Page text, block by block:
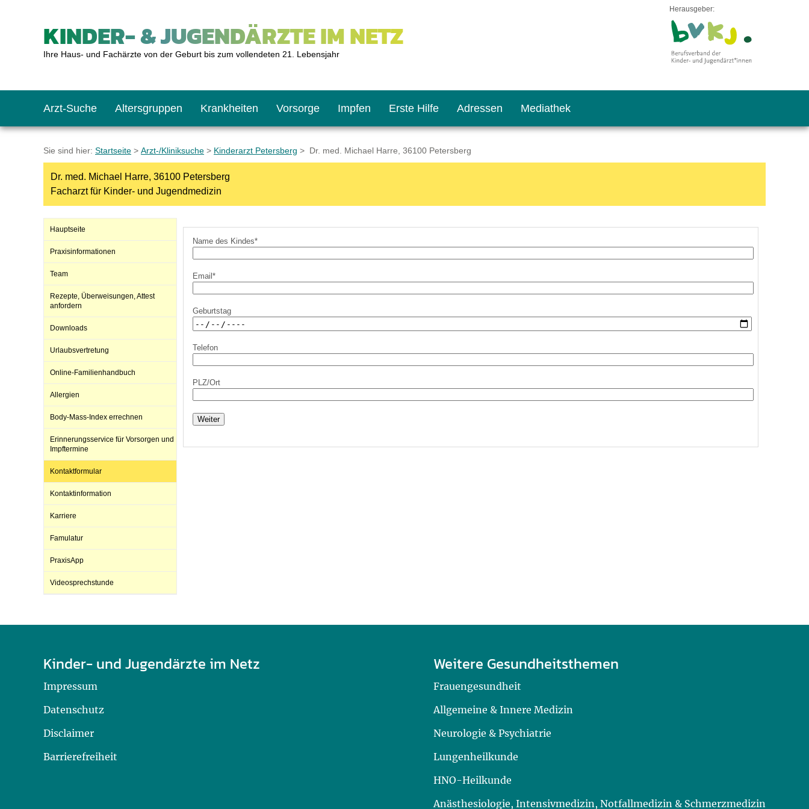
KINDER- & JUGENDÄRZTE IM NETZ
Ihre Haus- und Fachärzte von der Geburt bis zum vollendeten 21. Lebensjahr
Herausgeber:
Arzt-Suche Altersgruppen
Das erste Jahr
Kleinkinder
Schulkinder
Krankheiten Vorsorge
Baby: U1 bis U6
Kleinkind: U7 bis U9
Schulkind: U10 bis U11
Impfen
Impfkalender
Impfen: Wann und wie oft?
Was muss man beachten?
Häufige Fragen
Recht auf Impfung
Vorsorge- und Impferinnerung
Erste Hilfe
Notrufnummern
Giftnotruf
Hausapotheke
Adressen
Notdienste
Sozialpädiatrie
Gesundheitsämter
Mediathek
BMI-Rechner
Körpergrößen-Rechner
Blutdruckrechner
Hörlexikon
Material zu den Vorsorgen
Entwicklungskalender
Sie sind hier: Startseite > Arzt-/Kliniksuche > Kinderarzt Petersberg > Dr. med. Michael Harre, 36100 Petersberg
Dr. med. Michael Harre, 36100 Petersberg
Facharzt für Kinder- und Jugendmedizin
Hauptseite
Praxisinformationen
Team
Rezepte, Überweisungen, Attest
anfordern
Downloads
Urlaubsvertretung
Online-Familienhandbuch
Allergien
Body-Mass-Index errechnen
Erinnerungsservice für Vorsorgen und
Impftermine
Kontaktformular
Kontaktinformation
Karriere
Famulatur
PraxisApp
Videosprechstunde
Name des Kindes*
Email*
Geburtstag
Telefon
PLZ/Ort
Weiter
Kinder- und Jugendärzte im Netz
Impressum
Datenschutz
Disclaimer
Barrierefreiheit
Weitere Gesundheitsthemen
Frauengesundheit
Allgemeine & Innere Medizin
Neurologie & Psychiatrie
Lungenheilkunde
HNO-Heilkunde
Anästhesiologie, Intensivmedizin, Notfallmedizin & Schmerzmedizin